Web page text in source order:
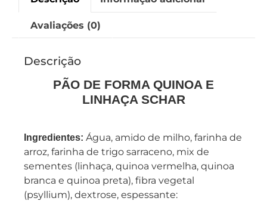
Avaliações (0)
Descrição
PÃO DE FORMA QUINOA E
LINHAÇA SCHAR
Ingredientes: Água, amido de milho, farinha de
arroz, farinha de trigo sarraceno, mix de
sementes (linhaça, quinoa vermelha, quinoa
branca e quinoa preta), fibra vegetal
(psyllium), dextrose, espessante: